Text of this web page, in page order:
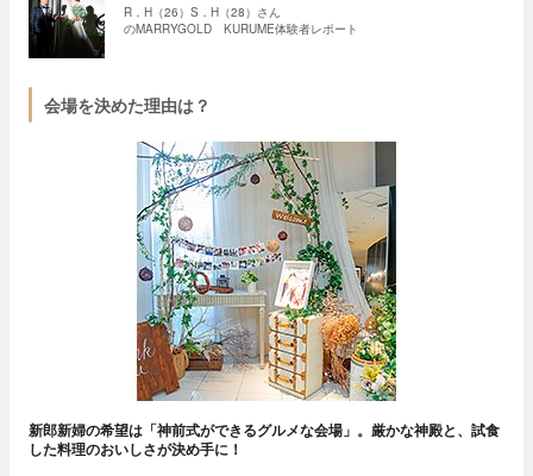
R．H（26）S．H（28）さん
のMARRYGOLD KURUME体験者レポート
会場を決めた理由は？
新郎新婦の希望は「神前式ができるグルメな会場」。厳かな神殿と、試食
した料理のおいしさが決め手に！